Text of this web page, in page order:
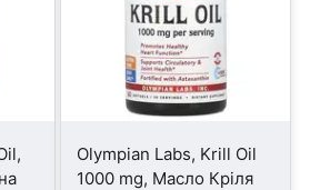
Olympian Labs, Krill Oil
1000 mg, Масло Кріля